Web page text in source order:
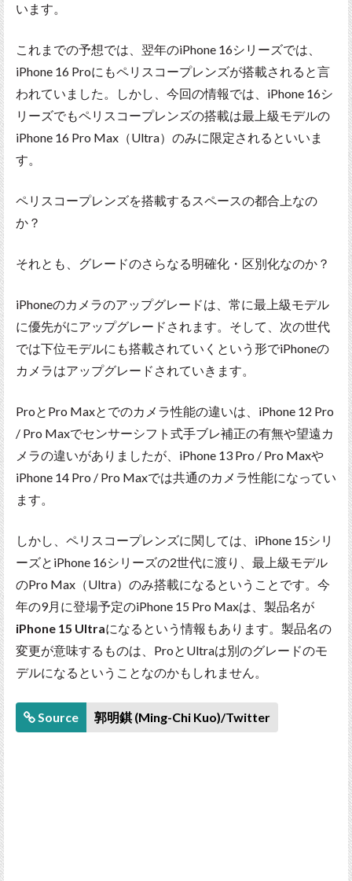
います。
これまでの予想では、翌年のiPhone 16シリーズでは、
iPhone 16 Proにもペリスコープレンズが搭載されると言
われていました。しかし、今回の情報では、iPhone 16シ
リーズでもペリスコープレンズの搭載は最上級モデルの
iPhone 16 Pro Max（Ultra）のみに限定されるといいま
す。
ペリスコープレンズを搭載するスペースの都合上なの
か？
それとも、グレードのさらなる明確化・区別化なのか？
iPhoneのカメラのアップグレードは、常に最上級モデル
に優先がにアップグレードされます。そして、次の世代
では下位モデルにも搭載されていくという形でiPhoneの
カメラはアップグレードされていきます。
ProとPro Maxとでのカメラ性能の違いは、iPhone 12 Pro
/ Pro Maxでセンサーシフト式手ブレ補正の有無や望遠カ
メラの違いがありましたが、iPhone 13 Pro / Pro Maxや
iPhone 14 Pro / Pro Maxでは共通のカメラ性能になってい
ます。
しかし、ペリスコープレンズに関しては、iPhone 15シリ
ーズとiPhone 16シリーズの2世代に渡り、最上級モデル
のPro Max（Ultra）のみ搭載になるということです。今
年の9月に登場予定のiPhone 15 Pro Maxは、製品名が
iPhone 15 Ultraになるという情報もあります。製品名の
変更が意味するものは、ProとUltraは別のグレードのモ
デルになるということなのかもしれません。
Source 郭明錤 (Ming-Chi Kuo)/Twitter